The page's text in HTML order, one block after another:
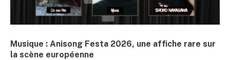
Musique : Anisong Festa 2026, une affiche rare sur
la scène européenne